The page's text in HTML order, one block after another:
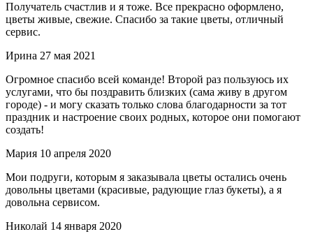
Получатель счастлив и я тоже. Все прекрасно оформлено,
цветы живые, свежие. Спасибо за такие цветы, отличный
сервис.
Ирина 27 мая 2021
Огромное спасибо всей команде! Второй раз пользуюсь их
услугами, что бы поздравить близких (сама живу в другом
городе) - и могу сказать только слова благодарности за тот
праздник и настроение своих родных, которое они помогают
создать!
Мария 10 апреля 2020
Мои подруги, которым я заказывала цветы остались очень
довольны цветами (красивые, радующие глаз букеты), а я
довольна сервисом.
Николай 14 января 2020